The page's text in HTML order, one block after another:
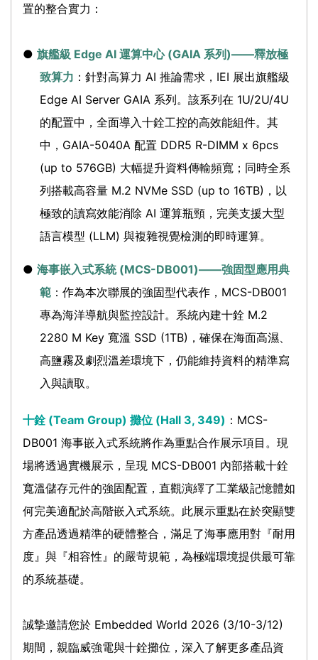
置的整合實力：
● 旗艦級 Edge AI 運算中心 (GAIA 系列)——釋放極
致算力 ：針對高算力 AI 推論需求，IEI 展出旗艦級
Edge AI Server GAIA 系列。該系列在 1U/2U/4U
的配置中，全面導入十銓工控的高效能組件。其
中，GAIA-5040A 配置 DDR5 R-DIMM x 6pcs
(up to 576GB) 大幅提升資料傳輸頻寬；同時全系
列搭載高容量 M.2 NVMe SSD (up to 16TB)，以
極致的讀寫效能消除 AI 運算瓶頸，完美支援大型
語言模型 (LLM) 與複雜視覺檢測的即時運算。
● 海事嵌入式系統 (MCS-DB001)——強固型應用典
範 ：作為本次聯展的強固型代表作，MCS-DB001
專為海洋導航與監控設計。系統內建十銓 M.2
2280 M Key 寬溫 SSD (1TB)，確保在海面高濕、
高鹽霧及劇烈溫差環境下，仍能維持資料的精準寫
入與讀取。
十銓 (Team Group) 攤位 (Hall 3, 349) ：MCS-
DB001 海事嵌入式系統將作為重點合作展示項目。現
場將透過實機展示，呈現 MCS-DB001 內部搭載十銓
寬溫儲存元件的強固配置，直觀演繹了工業級記憶體如
何完美適配於高階嵌入式系統。此展示重點在於突顯雙
方產品透過精準的硬體整合，滿足了海事應用對『耐用
度』與『相容性』的嚴苛規範，為極端環境提供最可靠
的系統基礎。
誠摯邀請您於 Embedded World 2026 (3/10-3/12)
期間，親臨威強電與十銓攤位，深入了解更多產品資